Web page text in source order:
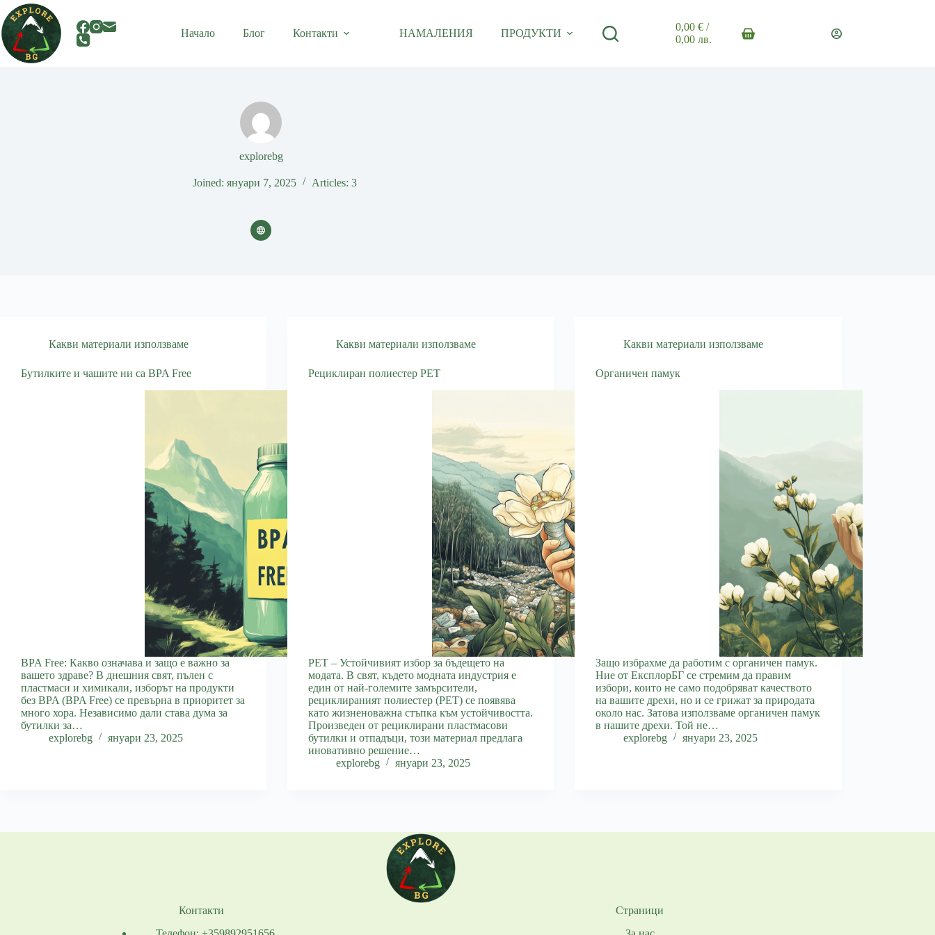
Skip
to
content
Начало Блог Контакти НАМАЛЕНИЯ ПРОДУКТИ
Shopping
0,00 €/
0,00 лв.
explorebg
Joined: януари 7, 2025 Articles: 3
Какви материали използваме
Бутилките и чашите ни са BPA Free
BPA Free: Какво означава и защо е важно за
вашето здраве? В днешния свят, пълен с
пластмаси и химикали, изборът на продукти
без BPA (BPA Free) се превърна в приоритет за
много хора. Независимо дали става дума за
бутилки за…
explorebg
януари 23, 2025
Какви материали използваме
Рециклиран полиестер PET
РЕТ – Устойчивият избор за бъдещето на
модата. В свят, където модната индустрия е
един от най-големите замърсители,
рециклираният полиестер (PET) се появява
като жизненоважна стъпка към устойчивостта.
Произведен от рециклирани пластмасови
бутилки и отпадъци, този материал предлага
иновативно решение…
explorebg
януари 23, 2025
Какви материали използваме
Органичен памук
Защо избрахме да работим с органичен памук.
Ние от ЕксплорБГ се стремим да правим
избори, които не само подобряват качеството
на вашите дрехи, но и се грижат за природата
около нас. Затова използваме органичен памук
в нашите дрехи. Той не…
explorebg
януари 23, 2025
Контакти
Страници